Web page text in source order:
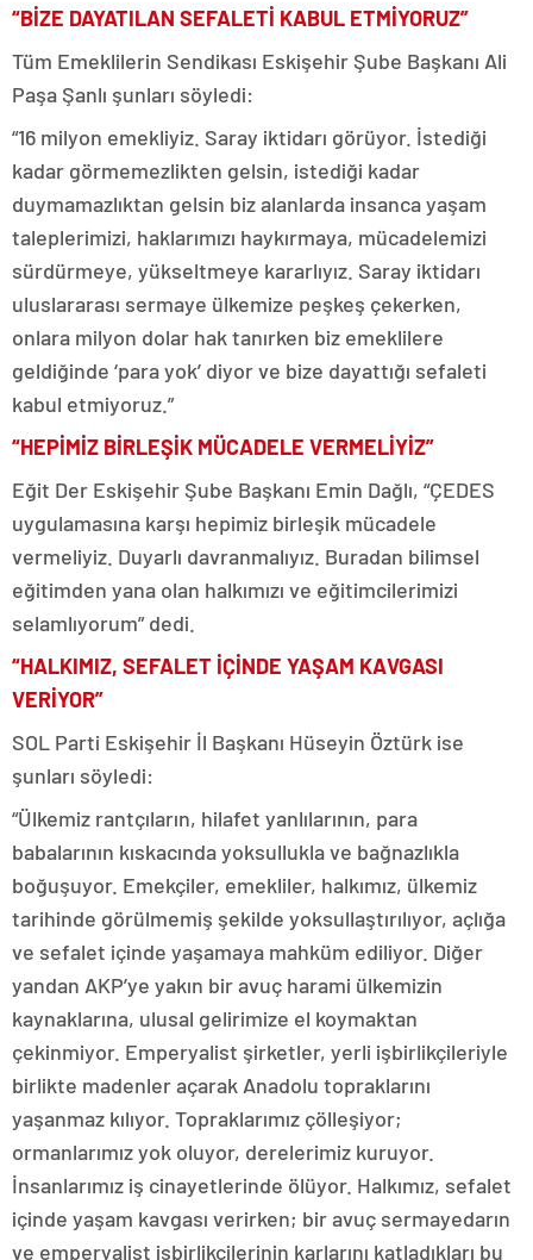
“BİZE DAYATILAN SEFALETİ KABUL ETMİYORUZ”
Tüm Emeklilerin Sendikası Eskişehir Şube Başkanı Ali
Paşa Şanlı şunları söyledi:
“16 milyon emekliyiz. Saray iktidarı görüyor. İstediği
kadar görmemezlikten gelsin, istediği kadar
duymamazlıktan gelsin biz alanlarda insanca yaşam
taleplerimizi, haklarımızı haykırmaya, mücadelemizi
sürdürmeye, yükseltmeye kararlıyız. Saray iktidarı
uluslararası sermaye ülkemize peşkeş çekerken,
onlara milyon dolar hak tanırken biz emeklilere
geldiğinde ‘para yok’ diyor ve bize dayattığı sefaleti
kabul etmiyoruz.”
“HEPİMİZ BİRLEŞİK MÜCADELE VERMELİYİZ”
Eğit Der Eskişehir Şube Başkanı Emin Dağlı, “ÇEDES
uygulamasına karşı hepimiz birleşik mücadele
vermeliyiz. Duyarlı davranmalıyız. Buradan bilimsel
eğitimden yana olan halkımızı ve eğitimcilerimizi
selamlıyorum” dedi.
“HALKIMIZ, SEFALET İÇİNDE YAŞAM KAVGASI
VERİYOR”
SOL Parti Eskişehir İl Başkanı Hüseyin Öztürk ise
şunları söyledi:
“Ülkemiz rantçıların, hilafet yanlılarının, para
babalarının kıskacında yoksullukla ve bağnazlıkla
boğuşuyor. Emekçiler, emekliler, halkımız, ülkemiz
tarihinde görülmemiş şekilde yoksullaştırılıyor, açlığa
ve sefalet içinde yaşamaya mahküm ediliyor. Diğer
yandan AKP’ye yakın bir avuç harami ülkemizin
kaynaklarına, ulusal gelirimize el koymaktan
çekinmiyor. Emperyalist şirketler, yerli işbirlikçileriyle
birlikte madenler açarak Anadolu topraklarını
yaşanmaz kılıyor. Topraklarımız çölleşiyor;
ormanlarımız yok oluyor, derelerimiz kuruyor.
İnsanlarımız iş cinayetlerinde ölüyor. Halkımız, sefalet
içinde yaşam kavgası verirken; bir avuç sermayedarın
ve emperyalist işbirlikçilerinin karlarını katladıkları bu